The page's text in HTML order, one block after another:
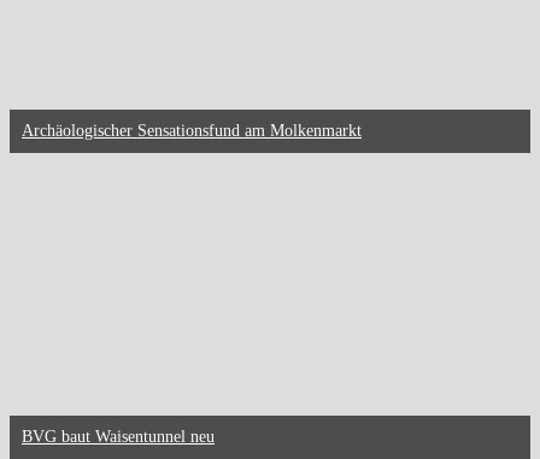
Archäologischer Sensationsfund am Molkenmarkt
BVG baut Waisentunnel neu